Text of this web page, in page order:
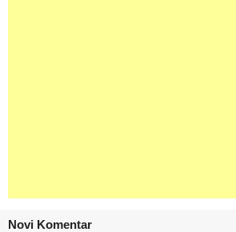
Novi Komentar